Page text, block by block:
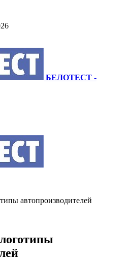
БЕЛОТЕСТ -
автопроизводителей